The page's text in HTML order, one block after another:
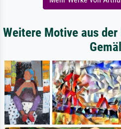
Weitere Motive aus